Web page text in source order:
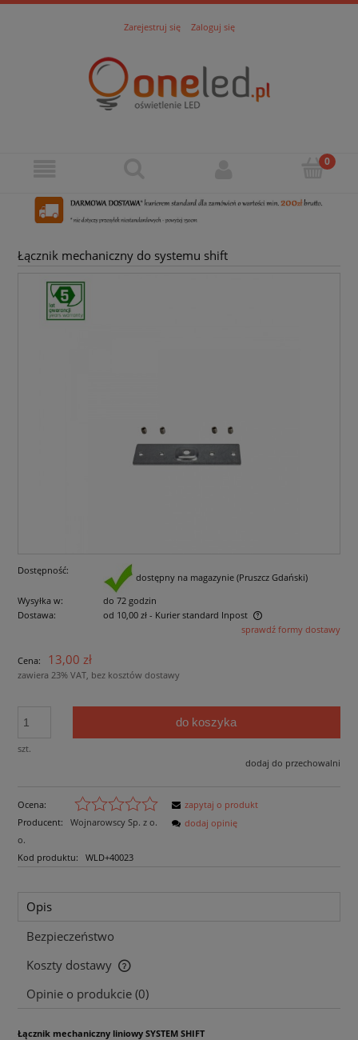
Zarejestruj się Zaloguj się
Łącznik mechaniczny do systemu shift
Dostępność:
dostępny na magazynie (Pruszcz Gdański)
Wysyłka w:
do 72 godzin
Dostawa:
od 10,00 zł - Kurier standard Inpost
Cena nie zawiera ewentualnych kosztów płatnościsprawdź formy dostawy
Cena: 13,00 zł
zawiera 23% VAT, bez kosztów dostawy
szt.
do koszyka
dodaj do przechowalni
Ocena:
Producent:
Wojnarowscy Sp. z o.
o.
Kod produktu:
WLD+40023
zapytaj o produkt
dodaj opinię
Opis
Bezpieczeństwo
Koszty dostawy
Cena nie zawiera ewentualnych kosztów płatności
Opinie o produkcie (0)
Łącznik mechaniczny liniowy SYSTEM SHIFT